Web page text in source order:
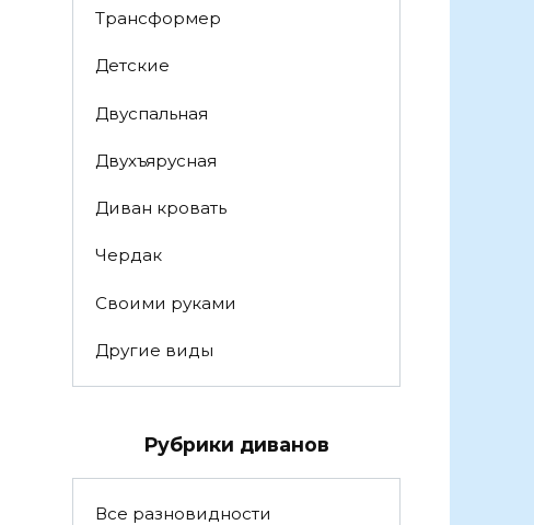
Трансформер
Детские
Двуспальная
Двухъярусная
Диван кровать
Чердак
Своими руками
Другие виды
Рубрики диванов
Все разновидности